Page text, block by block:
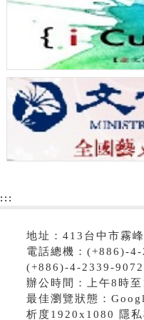
:::
地址：413台中市霧
電話總機：(+886)-4-
(+886)-4-2339-9072
辦公時間：上午8時
最佳瀏覽狀態：
析度1920x1080 隱